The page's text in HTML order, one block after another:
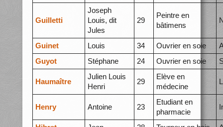
Guilletti
Joseph
Louis, dit
Jules
29
Peintre en
bâtimens
Guinet Louis 34 Ouvrier en soie
Guyot
Stéphane 24 Ouvrier en soie
Haumaître
Julien Louis
Henri
29
Elève en
médecine
Henry Antoine 23
Etudiant en
pharmacie